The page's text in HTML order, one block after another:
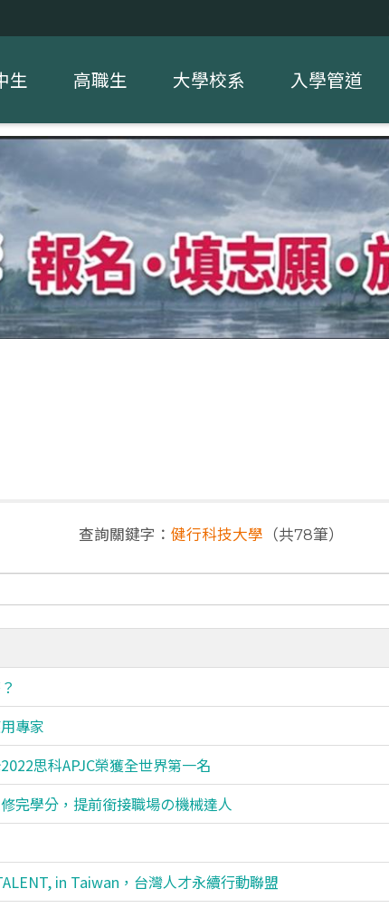
生 高職生 大學校系 入學管道
查詢關鍵字： 健行科技大學 （共78筆）
專家
思科APJC榮獲全世界第一名
完學分，提前銜接職場の機械達人
in Taiwan，台灣人才永續行動聯盟